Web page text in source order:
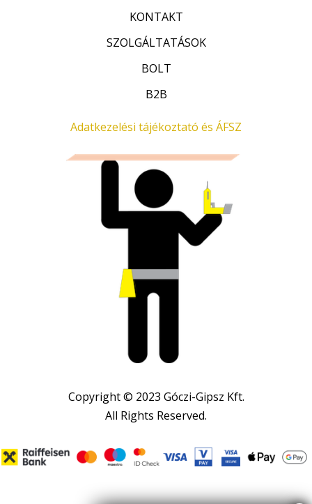
KONTAKT
SZOLGÁLTATÁSOK
BOLT
B2B
Adatkezelési tájékoztató és ÁFSZ
Copyright © 2023 Góczi-Gipsz Kft.
All Rights Reserved.